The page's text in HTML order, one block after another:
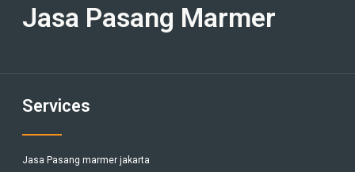
Jasa Pasang Marmer
Services
Jasa Pasang marmer jakarta